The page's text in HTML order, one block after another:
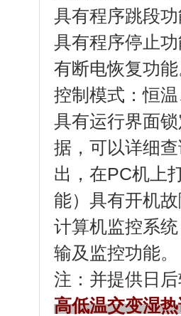
具有程序跳段功
具有程序停止功能
有断电恢复功能
控制模式：恒温
具有运行界面锁
据，可以详细
出，在PC机
能）具有开机故
计算机监控系统
输及监控功能。
注：并提供
高低温交变湿